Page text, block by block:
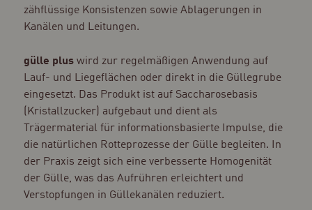
zähflüssige Konsistenzen sowie Ablagerungen in
Kanälen und Leitungen.
gülle pluswird zur regelmäßigen Anwendung auf
Lauf- und Liegeflächen oder direkt in die Güllegrube
eingesetzt. Das Produkt ist auf Saccharosebasis
(Kristallzucker) aufgebaut und dient als
Trägermaterial für informationsbasierte Impulse, die
die natürlichen Rotteprozesse der Gülle begleiten. In
der Praxis zeigt sich eine verbesserte Homogenität
der Gülle, was das Aufrühren erleichtert und
Verstopfungen in Güllekanälen reduziert.